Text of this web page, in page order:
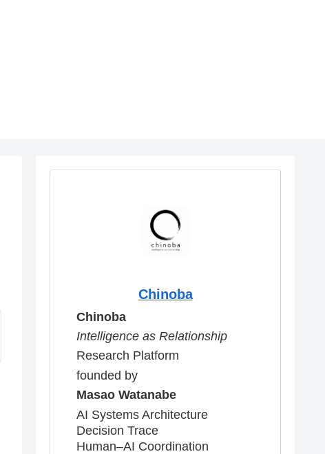
Chinoba
Chinoba
Intelligence as Relationship
Research Platform
founded by
Masao Watanabe
AI Systems Architecture
Decision Trace
Human–AI Coordination